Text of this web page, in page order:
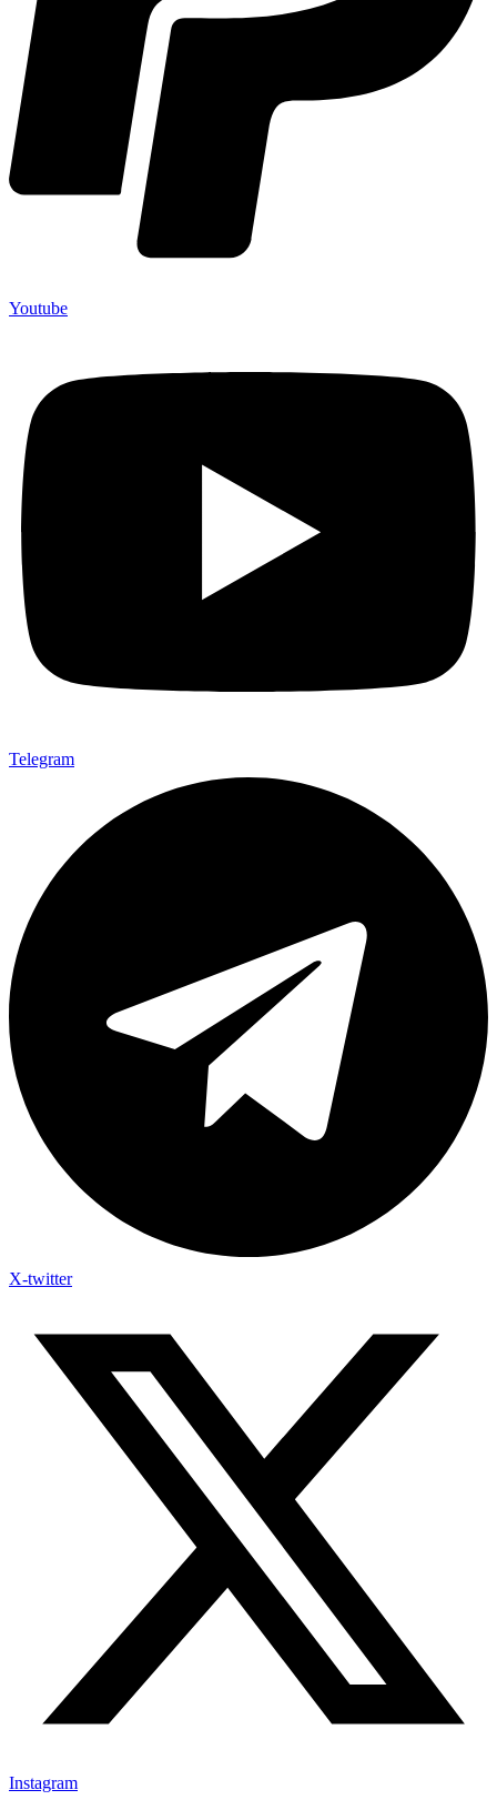
Youtube
Telegram
X-twitter
Instagram